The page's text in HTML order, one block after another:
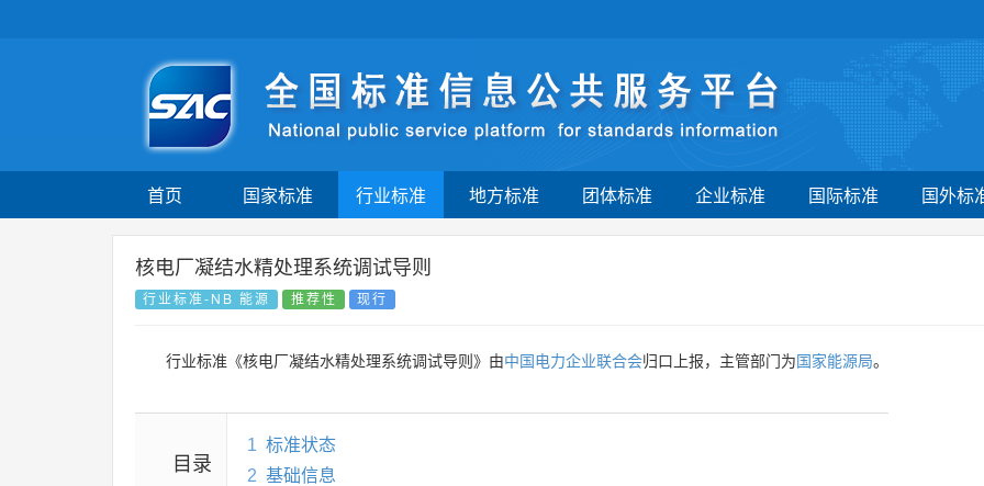
首页 国家标准 行业标准 地方标准 团体标准 企业标准 国际标准 国外标
核电厂凝结水精处理系统调试导则
行业标准-NB 能源 推荐性 现行
行业标准《核电厂凝结水精处理系统调试导则》由中国电力企业联合会归口上报，主管部门为国家能源局。
目录
1 标准状态
2 基础信息